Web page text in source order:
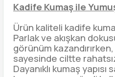
Kadife Kumaş ile
Ürün kaliteli kadife
Parlak ve akışkan
görünüm
sayesinde ciltte
Dayanıklı kumaş